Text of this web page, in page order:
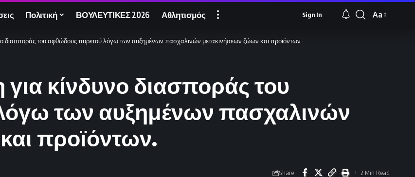
Πολιτική ΒΟΥΛΕΥΤΙΚΕΣ 2026 Αθλητισμός Sign In
Font
Aa
διασποράς του αφθώδους πυρετού λόγω των αυξημένων πασχαλινών μετακινήσεων ζώων και προϊόντων.
κίνδυνο διασποράς του
των αυξημένων πασχαλινών
προϊόντων.
Share 2 Min Read